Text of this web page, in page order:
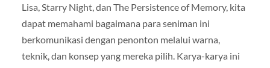
Lisa, Starry Night, dan The Persistence of Memory, kita
dapat memahami bagaimana para seniman ini
berkomunikasi dengan penonton melalui warna,
teknik, dan konsep yang mereka pilih. Karya-karya ini